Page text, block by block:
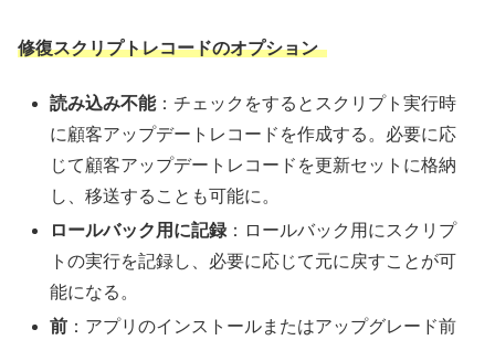
修復スクリプトレコードのオプション
読み込み不能：チェックをするとスクリプト実行時
に顧客アップデートレコードを作成する。必要に応
じて顧客アップデートレコードを更新セットに格納
し、移送することも可能に。
ロールバック用に記録 ：ロールバック用にスクリプ
トの実行を記録し、必要に応じて元に戻すことが可
能になる。
前 ：アプリのインストールまたはアップグレード前